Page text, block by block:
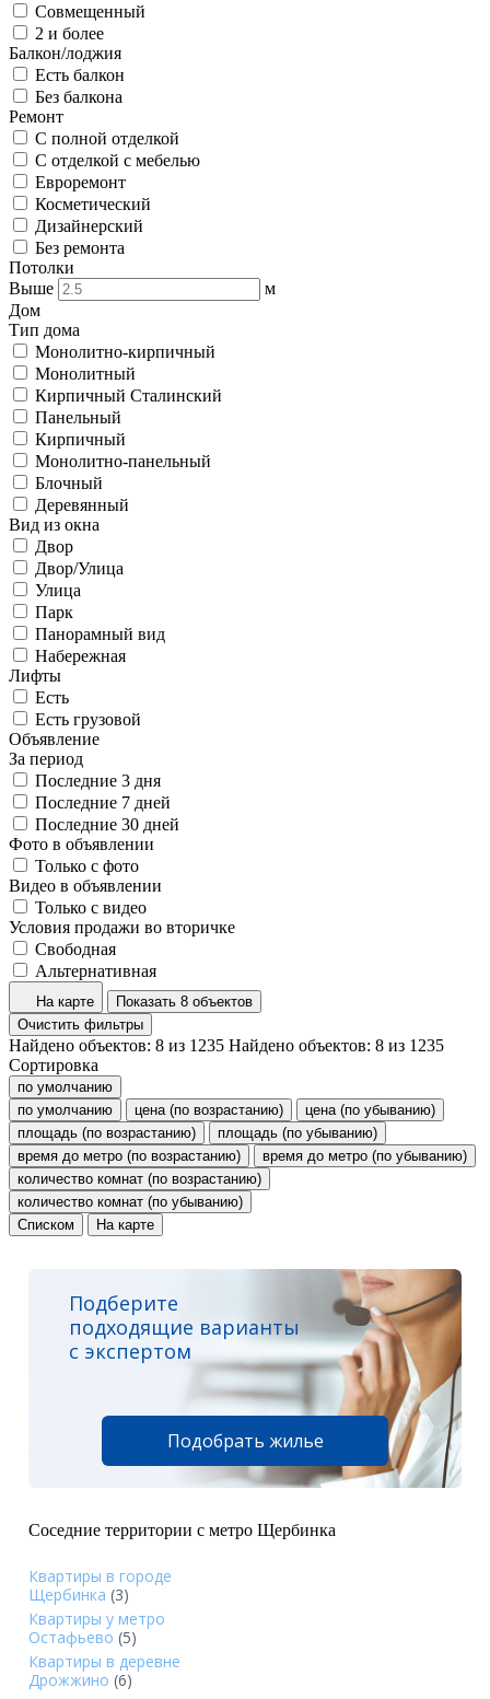
Совмещенный
2 и более
Балкон/лоджия
Есть балкон
Без балкона
Ремонт
С полной отделкой
С отделкой с мебелью
Евроремонт
Косметический
Дизайнерский
Без ремонта
Потолки
Выше
м
Дом
Тип дома
Монолитно-кирпичный
Монолитный
Кирпичный Сталинский
Панельный
Кирпичный
Монолитно-панельный
Блочный
Деревянный
Вид из окна
Двор
Двор/Улица
Улица
Парк
Панорамный вид
Набережная
Лифты
Есть
Есть грузовой
Объявление
За период
Последние 3 дня
Последние 7 дней
Последние 30 дней
Фото в объявлении
Только с фото
Видео в объявлении
Только с видео
Условия продажи во вторичке
Свободная
Альтернативная
На карте
Показать 8 объектов
Очистить фильтры
Найдено объектов: 8 из 1235 Найдено объектов: 8 из 1235
Сортировка
по умолчанию
по умолчанию
цена (по возрастанию)
цена (по убыванию)
площадь (по возрастанию)
площадь (по убыванию)
время до метро (по возрастанию)
время до метро (по убыванию)
количество комнат (по возрастанию)
количество комнат (по убыванию)
Списком
На карте
Подберите
подходящие варианты
с экспертом
Подобрать жилье
Соседние территории с метро Щербинка
Квартиры в городе
Щербинка (3)
Квартиры у метро
Остафьево (5)
Квартиры в деревне
Дрожжино (6)